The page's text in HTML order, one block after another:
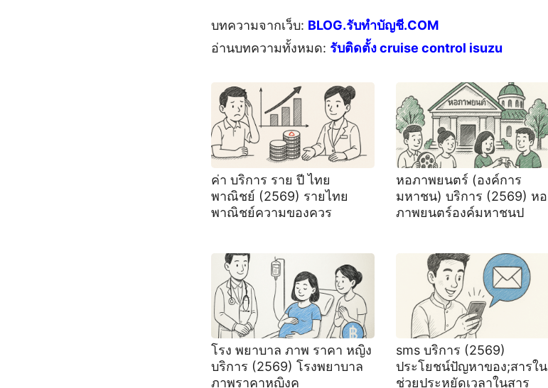
บทความจากเว็บ: BLOG.รับทำบัญชี.COM
อ่านบทความทั้งหมด: รับติดตั้ง cruise control isuzu
ค่า บริการ ราย ปี ไทย
พาณิชย์ (2569) รายไทย
พาณิชย์ความของควร
หอภาพยนตร์ (องค์การ
มหาชน) บริการ (2569) หอ
ภาพยนตร์องค์มหาชนป
โรง พยาบาล ภาพ ราคา หญิง
บริการ (2569) โรงพยาบาล
ภาพราคาหญิงค
sms บริการ (2569)
ประโยชน์ปัญหาของ;สารใน
ช่วยประหยัดเวลาในสาร